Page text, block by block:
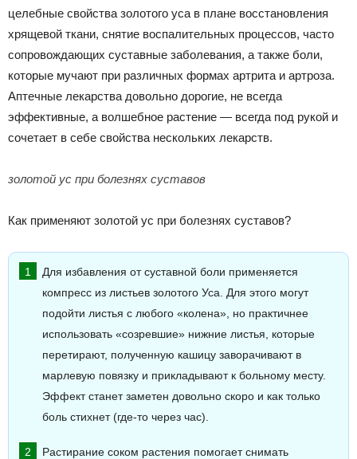
целебные свойства золотого уса в плане восстановления
хрящевой ткани, снятие воспалительных процессов, часто
сопровождающих суставные заболевания, а также боли,
которые мучают при различных формах артрита и артроза.
Аптечные лекарства довольно дорогие, не всегда
эффективные, а волшебное растение — всегда под рукой и
сочетает в себе свойства нескольких лекарств.
золотой ус при болезнях суставов
Как применяют золотой ус при болезнях суставов?
Для избавления от суставной боли применяется
компресс из листьев золотого Уса. Для этого могут
подойти листья с любого «колена», но практичнее
использовать «созревшие» нижние листья, которые
перетирают, полученную кашицу заворачивают в
марлевую повязку и прикладывают к больному месту.
Эффект станет заметен довольно скоро и как только
боль стихнет (где-то через час).
Растирание соком растения помогает снимать